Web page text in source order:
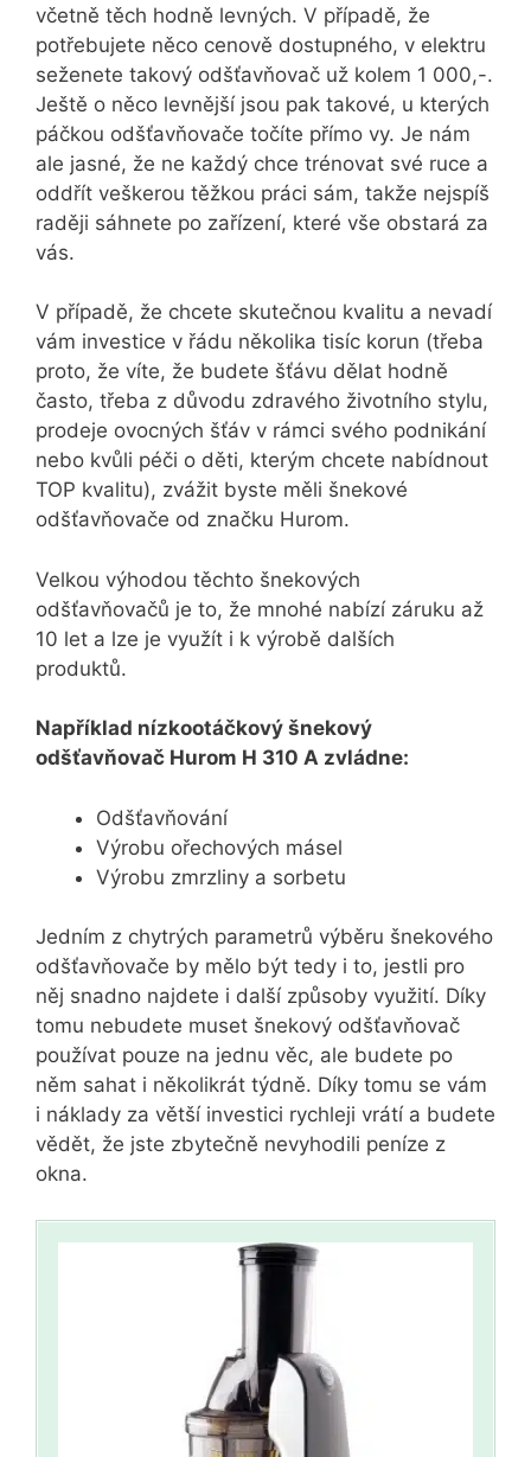
včetně těch hodně levných. V případě, že
potřebujete něco cenově dostupného, v elektru
seženete takový odšťavňovač už kolem 1 000,-.
Ještě o něco levnější jsou pak takové, u kterých
páčkou odšťavňovače točíte přímo vy. Je nám
ale jasné, že ne každý chce trénovat své ruce a
oddřít veškerou těžkou práci sám, takže nejspíš
raději sáhnete po zařízení, které vše obstará za
vás.
V případě, že chcete skutečnou kvalitu a nevadí
vám investice v řádu několika tisíc korun (třeba
proto, že víte, že budete šťávu dělat hodně
často, třeba z důvodu zdravého životního stylu,
prodeje ovocných šťáv v rámci svého podnikání
nebo kvůli péči o děti, kterým chcete nabídnout
TOP kvalitu), zvážit byste měli šnekové
odšťavňovače od značku Hurom.
Velkou výhodou těchto šnekových
odšťavňovačů je to, že mnohé nabízí záruku až
10 let a lze je využít i k výrobě dalších
produktů.
Například nízkootáčkový šnekový
odšťavňovač Hurom H 310 A zvládne:
Odšťavňování
Výrobu ořechových másel
Výrobu zmrzliny a sorbetu
Jedním z chytrých parametrů výběru šnekového
odšťavňovače by mělo být tedy i to, jestli pro
něj snadno najdete i další způsoby využití. Díky
tomu nebudete muset šnekový odšťavňovač
používat pouze na jednu věc, ale budete po
něm sahat i několikrát týdně. Díky tomu se vám
i náklady za větší investici rychleji vrátí a budete
vědět, že jste zbytečně nevyhodili peníze z
okna.